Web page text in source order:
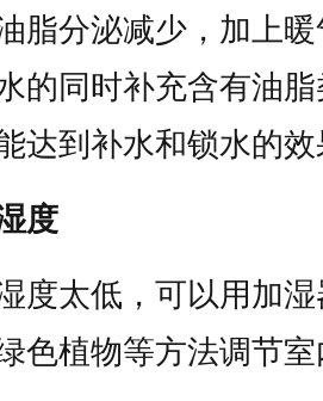
分泌减少，加上暖
的同时补充含有油
达到补水和锁水的
度
太低，可以用加湿
色植物等方法调节